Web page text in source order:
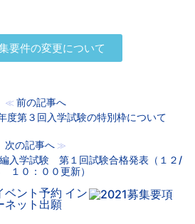
要件の変更について
≪ 前の記事へ
度第３回入学試験の特別枠について
次の記事へ ≫
入学試験 第１回試験合格発表（１２/
１０：００更新）